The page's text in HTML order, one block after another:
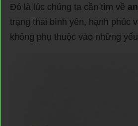
Đó là lúc chúng ta cần tìm về
trạng thái bình yên, hạnh phúc
không phụ thuộc vào những